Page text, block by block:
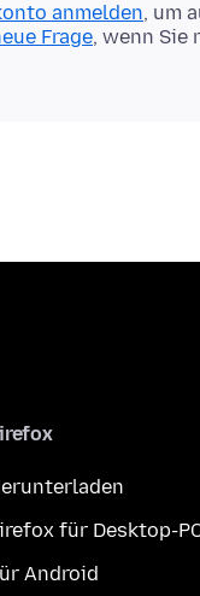
anmelden, um
Frage, wenn Sie
für Desktop-
Android